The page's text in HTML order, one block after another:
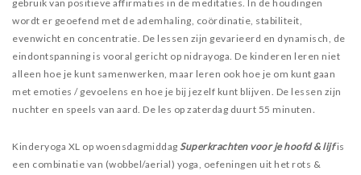
gebruik van positieve affirmaties in de meditaties. In de houdingen
wordt er geoefend met de ademhaling, coördinatie, stabiliteit,
evenwicht en concentratie. De lessen zijn gevarieerd en dynamisch, de
eindontspanning is vooral gericht op nidrayoga. De kinderen leren niet
alleen hoe je kunt samenwerken, maar leren ook hoe je om kunt gaan
met emoties / gevoelens en hoe je bij jezelf kunt blijven. De lessen zijn
nuchter en speels van aard. De les op zaterdag duurt 55 minuten.
Kinderyoga XL op woensdagmiddag Superkrachten voor je hoofd & lijfis
een combinatie van (wobbel/aerial) yoga, oefeningen uit het rots &